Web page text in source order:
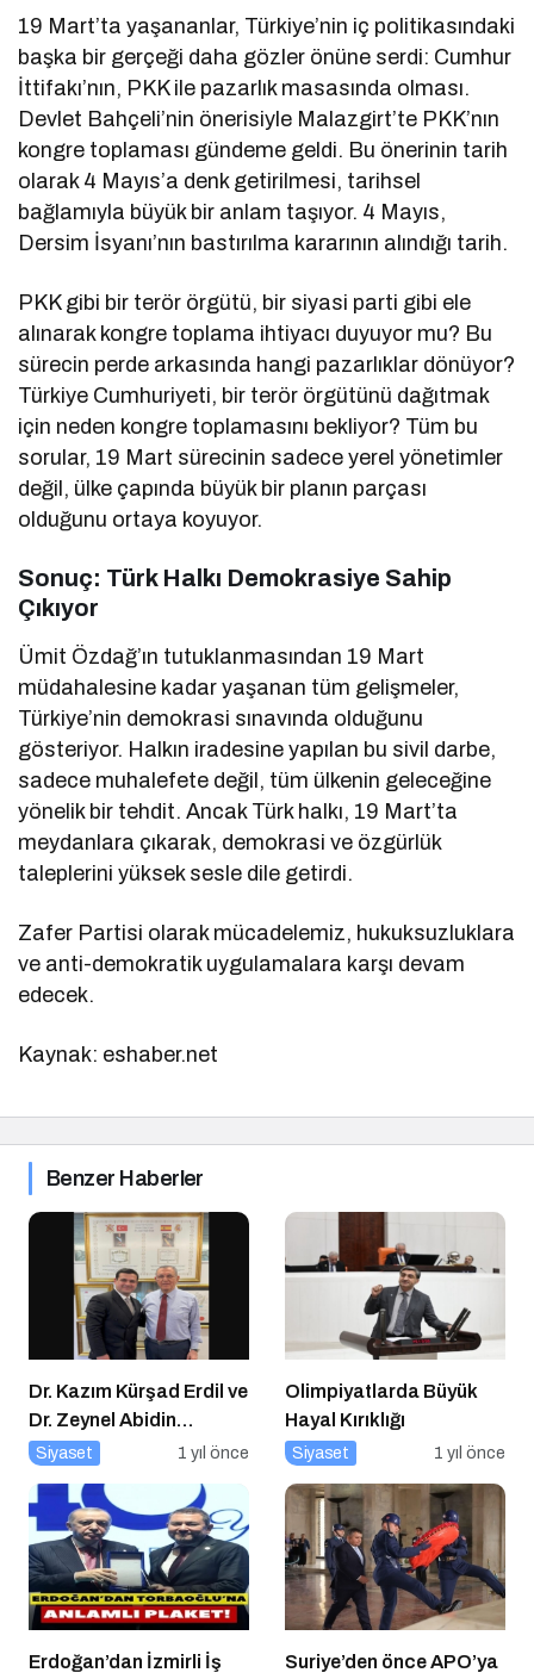
19 Mart’ta yaşananlar, Türkiye’nin iç politikasındaki
başka bir gerçeği daha gözler önüne serdi: Cumhur
İttifakı’nın, PKK ile pazarlık masasında olması.
Devlet Bahçeli’nin önerisiyle Malazgirt’te PKK’nın
kongre toplaması gündeme geldi. Bu önerinin tarih
olarak 4 Mayıs’a denk getirilmesi, tarihsel
bağlamıyla büyük bir anlam taşıyor. 4 Mayıs,
Dersim İsyanı’nın bastırılma kararının alındığı tarih.
PKK gibi bir terör örgütü, bir siyasi parti gibi ele
alınarak kongre toplama ihtiyacı duyuyor mu? Bu
sürecin perde arkasında hangi pazarlıklar dönüyor?
Türkiye Cumhuriyeti, bir terör örgütünü dağıtmak
için neden kongre toplamasını bekliyor? Tüm bu
sorular, 19 Mart sürecinin sadece yerel yönetimler
değil, ülke çapında büyük bir planın parçası
olduğunu ortaya koyuyor.
Sonuç: Türk Halkı Demokrasiye Sahip
Çıkıyor
Ümit Özdağ’ın tutuklanmasından 19 Mart
müdahalesine kadar yaşanan tüm gelişmeler,
Türkiye’nin demokrasi sınavında olduğunu
gösteriyor. Halkın iradesine yapılan bu sivil darbe,
sadece muhalefete değil, tüm ülkenin geleceğine
yönelik bir tehdit. Ancak Türk halkı, 19 Mart’ta
meydanlara çıkarak, demokrasi ve özgürlük
taleplerini yüksek sesle dile getirdi.
Zafer Partisi olarak mücadelemiz, hukuksuzluklara
ve anti-demokratik uygulamalara karşı devam
edecek.
Kaynak: eshaber.net
Benzer Haberler
Dr. Kazım Kürşad Erdil ve
Dr. Zeynel Abidin
Erdem’den İş Dünyası
Siyaset 1 yıl önce
Olimpiyatlarda Büyük
Hayal Kırıklığı
Siyaset 1 yıl önce
Erdoğan’dan İzmirli İş
Suriye’den önce APO’ya